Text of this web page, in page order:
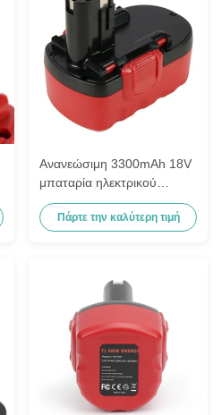
Ανανεώσιμη 3300mAh 18V
μπαταρία ηλεκτρικού
εργαλείου για ηλεκτρονικά
εργαλεία Bosch
Πάρτε την καλύτερη τιμή